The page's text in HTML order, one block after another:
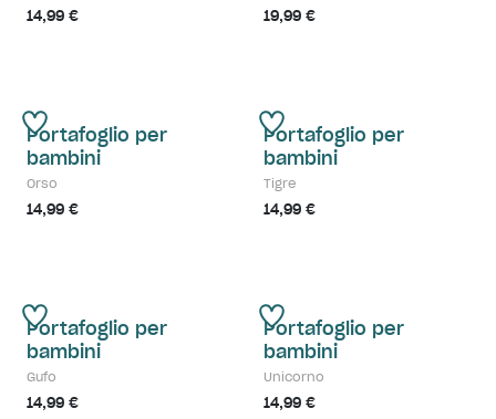
14,99 € 19,99 €
Portafoglio per
bambini
Orso
14,99 €
Portafoglio per
bambini
Tigre
14,99 €
Portafoglio per
bambini
Gufo
14,99 €
Portafoglio per
bambini
Unicorno
14,99 €